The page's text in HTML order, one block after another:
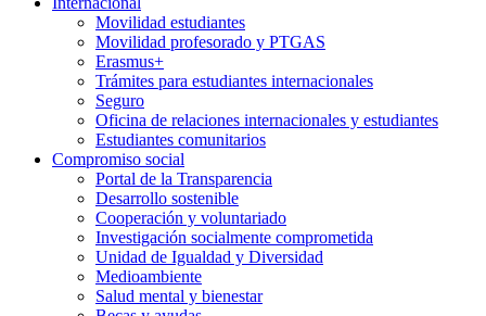
Movilidad estudiantes
Movilidad profesorado y PTGAS
Erasmus+
Trámites para estudiantes internacionales
Seguro
Oficina de relaciones internacionales y estudiantes
Estudiantes comunitarios
Compromiso social
Portal de la Transparencia
Desarrollo sostenible
Cooperación y voluntariado
Investigación socialmente comprometida
Unidad de Igualdad y Diversidad
Medioambiente
Salud mental y bienestar